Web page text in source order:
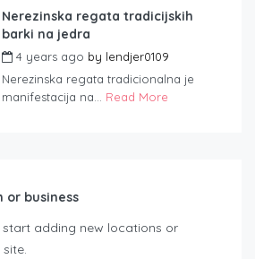
Nerezinska regata tradicijskih
barki na jedra
4 years ago by lendjer0109
Nerezinska regata tradicionalna je
manifestacija na... Read More
or business
start adding new locations or